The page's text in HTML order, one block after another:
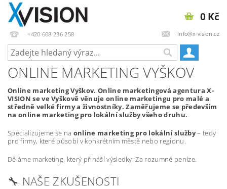
+420 608 236 258 Info@x-vision.cz
0 Kč
ONLINE MARKETING VYŠKOV
Online marketing Vyškov. Online marketingová agentura X-
VISION se ve Vyškově věnuje online marketingu pro malé a
středně velké firmy a živnostníky. Zaměřujeme se především
na online marketing pro lokální služby všeho druhu.
Specializujeme se na online marketing pro lokální služby– tedy
pro firmy, které působí v konkrétním městě nebo regionu.
Děláme marketing, který přináší výsledky. Za rozumné peníze.
🔧 NAŠE ZKUŠENOSTI